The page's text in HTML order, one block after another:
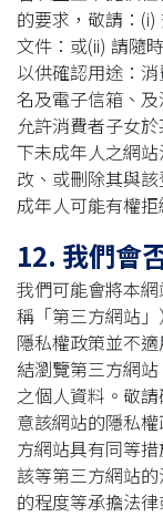
的要求，敬請：
文件：或(ii) 請隨時
以供確認用途：
名及電子信箱、
允許消費者子女
下未成年人之網
改、或刪除其與
成年人可能有權
12. 我們會
我們可能會將本
稱「第三方網站
隱私權政策並不
結瀏覽第三方網
之個人資料。敬
意該網站的隱私
方網站具有同等
該等第三方網站
的程度等承擔法律